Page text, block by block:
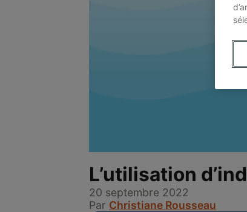
L’utilisation
20 septembre 2022
Par Christiane Rousseau